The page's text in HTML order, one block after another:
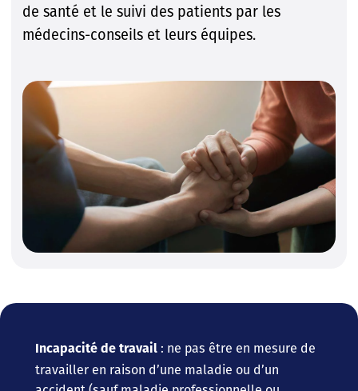
de santé et le suivi des patients par les
médecins-conseils et leurs équipes.
Incapacité de travail : ne pas être en mesure de
travailler en raison d’une maladie ou d’un